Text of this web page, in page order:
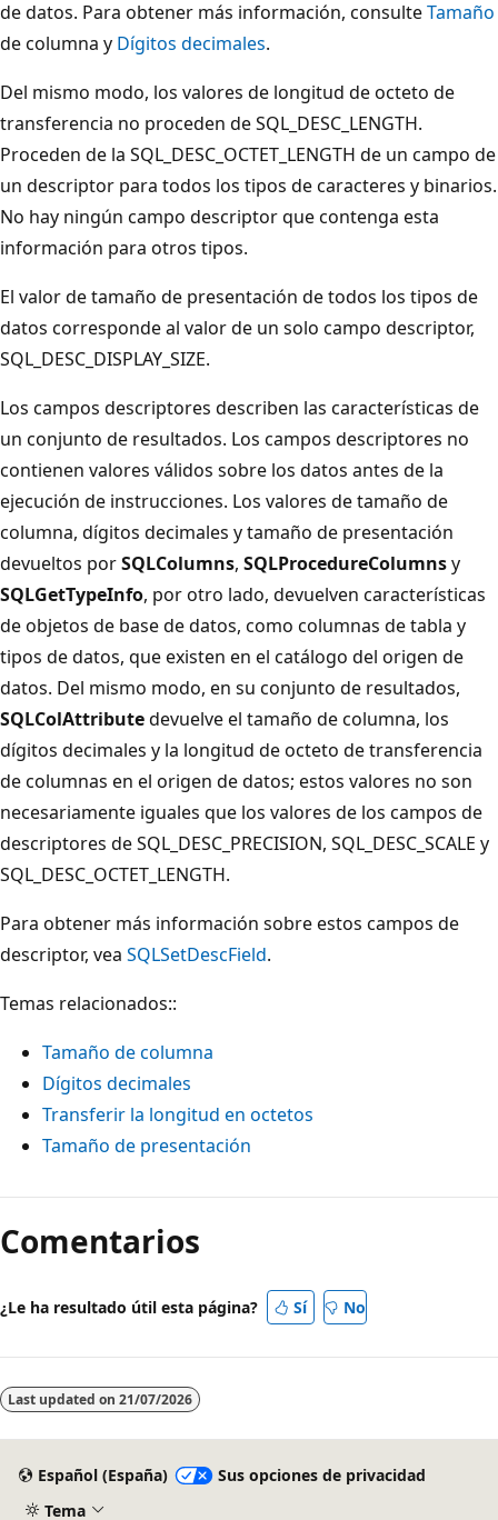
de datos. Para obtener más información, consulteTamaño
de columna y Dígitos decimales.
Del mismo modo, los valores de longitud de octeto de
transferencia no proceden de SQL_DESC_LENGTH.
Proceden de la SQL_DESC_OCTET_LENGTH de un campo de
un descriptor para todos los tipos de caracteres y binarios.
No hay ningún campo descriptor que contenga esta
información para otros tipos.
El valor de tamaño de presentación de todos los tipos de
datos corresponde al valor de un solo campo descriptor,
SQL_DESC_DISPLAY_SIZE.
Los campos descriptores describen las características de
un conjunto de resultados. Los campos descriptores no
contienen valores válidos sobre los datos antes de la
ejecución de instrucciones. Los valores de tamaño de
columna, dígitos decimales y tamaño de presentación
devueltos porSQLColumns, SQLProcedureColumnsy
SQLGetTypeInfo, por otro lado, devuelven características
de objetos de base de datos, como columnas de tabla y
tipos de datos, que existen en el catálogo del origen de
datos. Del mismo modo, en su conjunto de resultados,
SQLColAttributedevuelve el tamaño de columna, los
dígitos decimales y la longitud de octeto de transferencia
de columnas en el origen de datos; estos valores no son
necesariamente iguales que los valores de los campos de
descriptores de SQL_DESC_PRECISION, SQL_DESC_SCALE y
SQL_DESC_OCTET_LENGTH.
Para obtener más información sobre estos campos de
descriptor, vea SQLSetDescField.
Temas relacionados::
Tamaño de columna
Dígitos decimales
Transferir la longitud en octetos
Tamaño de presentación
Modo
de
lectura
Comentarios
¿Le ha resultado útil esta página? Sí No
Last updated on 21/07/2026
Español (España)
Sus opciones de privacidad
Tema